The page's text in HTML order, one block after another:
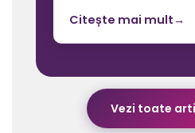
Citește mai mult→
Vezi toate